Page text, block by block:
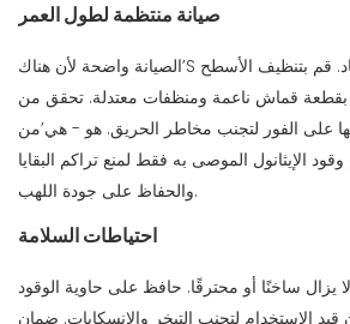
صيانة منتظمة لطول العمر
الصيانة واضحة لأن هناك’S لا السخام أو الرماد. قم بتنظيف الأسطح
بقطعة قماش ناعمة ومنظفات معتدلة. تحقق من
على الفور لتجنب مخاطر الحريق. هو - هي’من
الإيثانول الموصى به فقط لمنع تراكم البقايا
والحفاظ على جودة اللهب.
احتياطات السلامة
لا يزال ساخنًا أو محترقًا. حافظ على حاوية الوقود
قيد الاستخدام لتجنب التبخر والانسكابات. ضمان